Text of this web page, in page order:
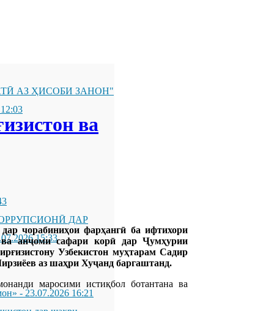
АЗ ҲИСОБИ ЗАНОН"
ДАР
15:33
- 23.07.2026 16:21
ва
чорабиниҳои фарҳангӣ ба ифтихори
анҷоми сафари корӣ дар Ҷумҳурии
Узбекистон муҳтарам Садир
аз шаҳри Хуҷанд баргаштанд.
маросими истиқбол ботантана ва